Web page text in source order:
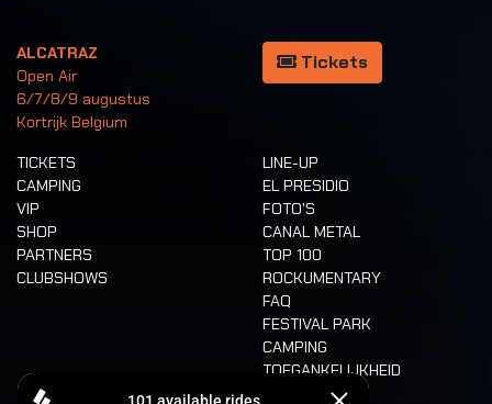
ALCATRAZ
Open Air
6/7/8/9 augustus
Kortrijk Belgium
Tickets
TICKETS
CAMPING
VIP
SHOP
PARTNERS
CLUBSHOWS
LINE-UP
EL PRESIDIO
FOTO'S
CANAL METAL
TOP 100
ROCKUMENTARY
FAQ
FESTIVAL PARK
CAMPING
TOEGANKELIJKHEID
CASHLESS